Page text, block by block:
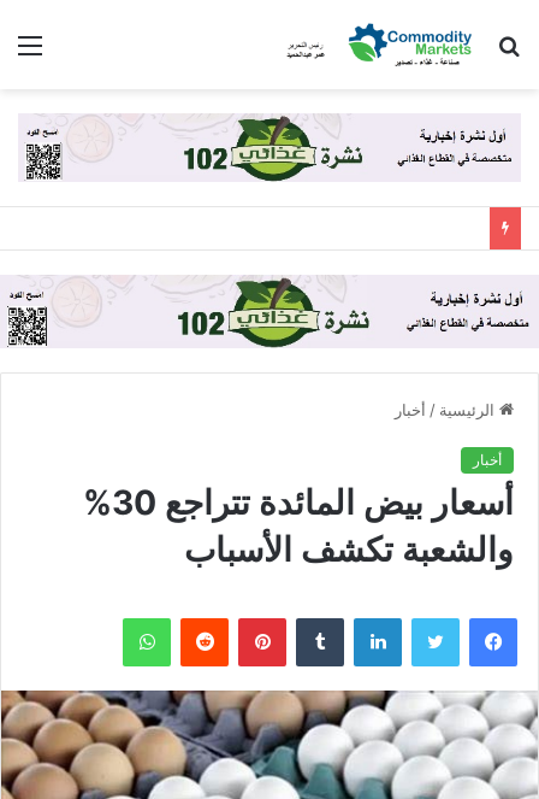
بحث
الرئيسية / أخبار
أخبار
أسعار بيض المائدة تتراجع 30%
والشعبة تكشف الأسباب
فيسبوك تويتر لينكدإن بينتيريست واتساب